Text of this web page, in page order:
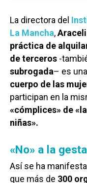
La directora del
La Mancha,
práctica de
de terceros -
subrogada– es una
cuerpo de las
participan en la
«cómplices» de
niñas».
«No» a la
Así se ha
que más de 300